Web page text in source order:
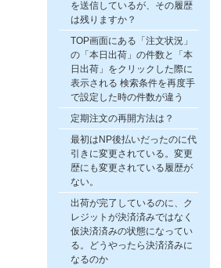
を送信しているが、その履歴
は残りますか？
TOP画面にある「注文状況」
の「本日出荷」の件数と「本
日出荷」をクリックした際に
表示される 検索条件を再度手
で設定した時の件数が違う
定期注文の再開方法は？
最初はNP後払いだったのに代
引きに変更されている。変更
歴にも変更されている履歴が
ない。
出荷が完了しているのに、ク
レジットが決済済みではなく
仮決済済みの状態になってい
る。どうやったら決済済みに
なるのか